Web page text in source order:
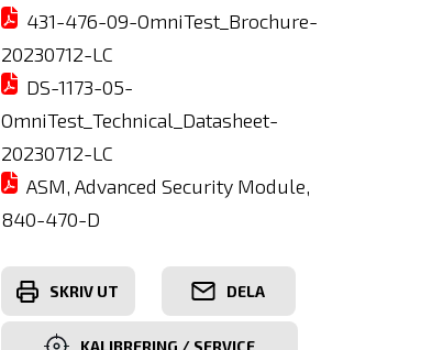
431-476-09-OmniTest_Brochure-
20230712-LC
DS-1173-05-
OmniTest_Technical_Datasheet-
20230712-LC
ASM, Advanced Security Module,
840-470-D
SKRIV UT DELA
KALIBRERING / SERVICE